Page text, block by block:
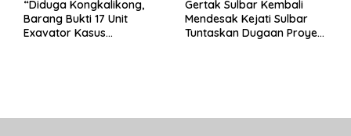
“Diduga Kongkalikong,
Barang Bukti 17 Unit
Exavator Kasus
Gertak Sulbar Kembali
Mendesak Kejati Sulbar
Tuntaskan Dugaan Proyek